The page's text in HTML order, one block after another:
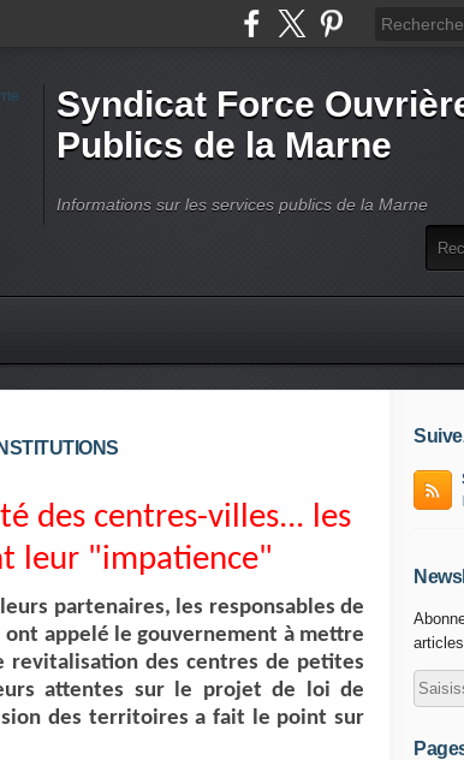
Syndicat Force
Publics de la Marne
Informations sur les services publics de la Marne
des centres-villes... les
leur "impatience"
partenaires, les responsables de
ont appelé le gouvernement à mettre
des centres de petites
attentes sur le projet de loi de
des territoires a fait le point sur